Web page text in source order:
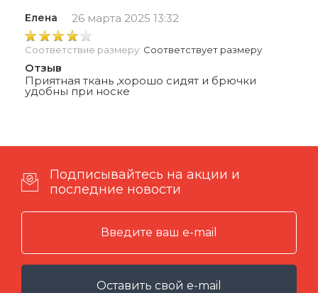
Елена 26 марта 2025 13:32
Соответствие размеру: Соответствует размеру
Отзыв
Приятная ткань ,хорошо сидят и брючки
удобны при носке
Подписывайтесь на акции и
последние новости
Оставить свой e-mail